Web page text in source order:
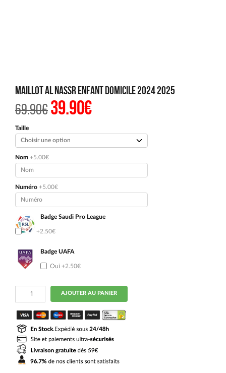
Maillot AL Nassr Enfant Domicile 2024 2025
69.90€Le
prix
était :
69.90€.
39.90€Le
prix
est :
39.90€.
Taille
Nom +5.00€
Numéro +5.00€
Badge Saudi Pro League
Oui +2.50€
Badge UAFA
Oui +2.50€
quantité
Maillot
AL
Nassr
Enfant
Domicile
2024
2025
AJOUTER AU PANIER